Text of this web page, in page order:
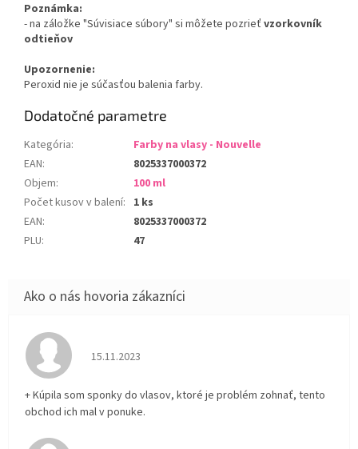
Poznámka:
- na záložke "Súvisiace súbory" si môžete pozrieť vzorkovník
odtieňov
Upozornenie:
Peroxid nie je súčasťou balenia farby.
Dodatočné parametre
Kategória:
Farby na vlasy - Nouvelle
EAN:
8025337000372
Objem:
100 ml
Počet kusov v balení: 1 ks
EAN:
8025337000372
PLU: 47
Hodnotenie obchodu je 5 z 5 hviezdičiek.
15.11.2023
+ Kúpila som sponky do vlasov, ktoré je problém zohnať, tento
obchod ich mal v ponuke.